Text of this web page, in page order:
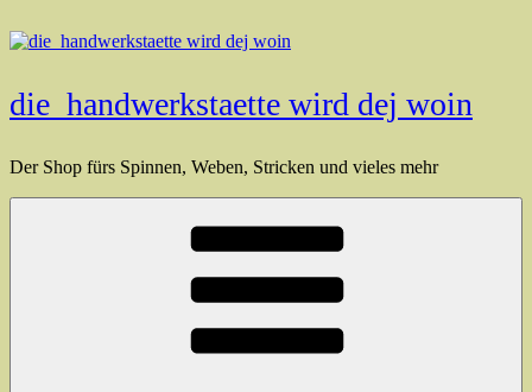
Inhalt
die_handwerkstaette wird dej woin
Der Shop fürs Spinnen, Weben, Stricken und vieles mehr